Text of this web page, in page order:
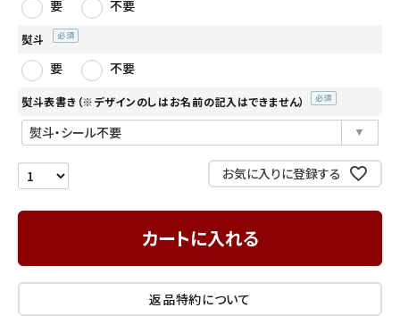
お問い合わせ
須)
要 不要
熨斗
須)
要 不要
熨斗表書き（※デザインのしはお名前の記入はできません）
お気に入りに登録する
カートに入れる
返品特約について